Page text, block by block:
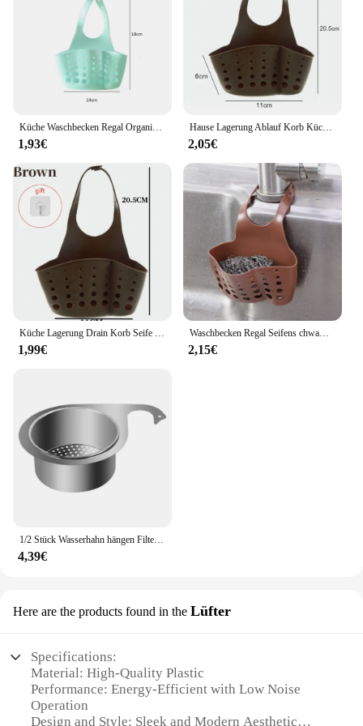
1,93€
Hause Lagerung Ablauf Korb Küche Waschbecken Halter Einstellbare Seife Schwamm Shlf Hängen Ablauf Korb Tasche Küche Zubehör
2,05€
Küche Lagerung Drain Korb Seife Schwamm Halter Küche Waschbecken Halter Einstellbar Schwamm Regal Hängen Drain Korb Küche Werkzeuge
1,99€
Waschbecken Regal Seifens chwamm Drain Rack hängende Tasche Küche Zubehör Bad Halter Armband Wasserhahn Aufbewahrung skorb mit Ablauf löchern
2,15€
1/2 Stück Wasserhahn hängen Filter korb Edelstahl Eck spüle Sieb Küchen spüle Abfluss korb Schwan Abfluss regal für Spüle
4,39€
Here are the products found in the Lüfter
Specifications:
Material: High-Quality Plastic
Performance: Energy-Efficient with Low Noise
Operation
Design and Style: Sleek and Modern Aesthetic